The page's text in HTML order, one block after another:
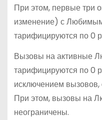
При этом, первые три
изменение) с
тарифицируются по 0
Вызовы на активные
тарифицируются по 0
исключением
При этом, вызовы на
неограничены.